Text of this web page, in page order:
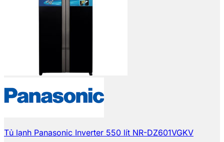
Tủ lạnh Panasonic Inverter 550 lít NR-DZ601VGKV